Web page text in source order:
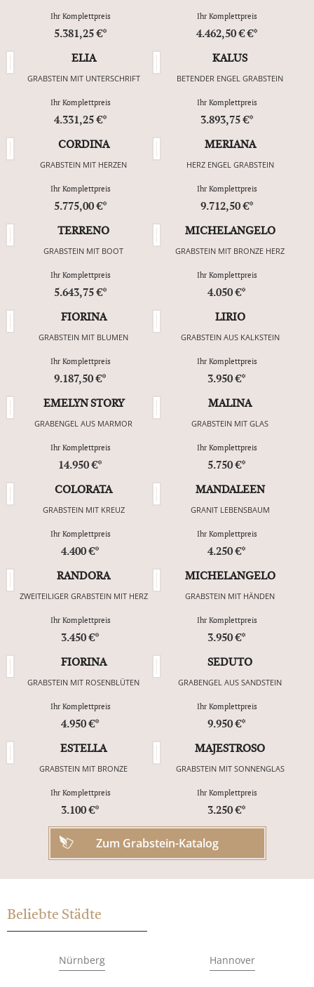
Ihr Komplettpreis
5.381,25 €*
Ihr Komplettpreis
4.462,50 € €*
ELIA
GRABSTEIN MIT UNTERSCHRIFT
Ihr Komplettpreis
4.331,25 €*
KALUS
BETENDER ENGEL GRABSTEIN
Ihr Komplettpreis
3.893,75 €*
CORDINA
GRABSTEIN MIT HERZEN
Ihr Komplettpreis
5.775,00 €*
MERIANA
HERZ ENGEL GRABSTEIN
Ihr Komplettpreis
9.712,50 €*
TERRENO
GRABSTEIN MIT BOOT
Ihr Komplettpreis
5.643,75 €*
MICHELANGELO
GRABSTEIN MIT BRONZE HERZ
Ihr Komplettpreis
4.050 €*
FIORINA
GRABSTEIN MIT BLUMEN
Ihr Komplettpreis
9.187,50 €*
LIRIO
GRABSTEIN AUS KALKSTEIN
Ihr Komplettpreis
3.950 €*
EMELYN STORY
GRABENGEL AUS MARMOR
Ihr Komplettpreis
14.950 €*
MALINA
GRABSTEIN MIT GLAS
Ihr Komplettpreis
5.750 €*
COLORATA
GRABSTEIN MIT KREUZ
Ihr Komplettpreis
4.400 €*
MANDALEEN
GRANIT LEBENSBAUM
Ihr Komplettpreis
4.250 €*
RANDORA
ZWEITEILIGER GRABSTEIN MIT HERZ
Ihr Komplettpreis
3.450 €*
MICHELANGELO
GRABSTEIN MIT HÄNDEN
Ihr Komplettpreis
3.950 €*
FIORINA
GRABSTEIN MIT ROSENBLÜTEN
Ihr Komplettpreis
4.950 €*
SEDUTO
GRABENGEL AUS SANDSTEIN
Ihr Komplettpreis
9.950 €*
ESTELLA
GRABSTEIN MIT BRONZE
Ihr Komplettpreis
3.100 €*
MAJESTROSO
GRABSTEIN MIT SONNENGLAS
Ihr Komplettpreis
3.250 €*
Zum Grabstein-Katalog
Beliebte Städte
Nürnberg Hannover